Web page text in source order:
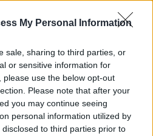
My Personal Information
sale, sharing to third parties, or
or sensitive information for
use the below opt-out
Please note that after your
you may continue seeing
personal information utilized by
to third parties prior to
tvora buvo ištepta,
protokolas dėl
tvarkos pažeidimo.